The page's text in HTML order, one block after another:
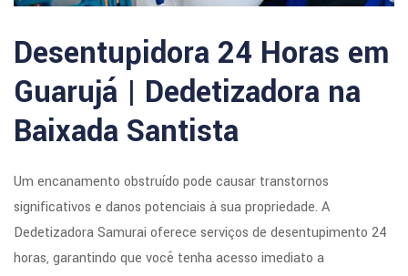
Desentupidora 24 Horas em
Guarujá | Dedetizadora na
Baixada Santista
Um encanamento obstruído pode causar transtornos
significativos e danos potenciais à sua propriedade. A
Dedetizadora Samurai oferece serviços de desentupimento 24
horas, garantindo que você tenha acesso imediato a